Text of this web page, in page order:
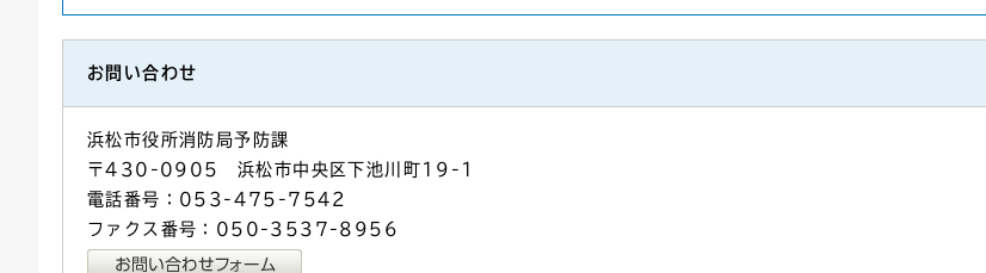
お問い合わせ
浜松市役所消防局予防課
〒430-0905 浜松市中央区下池川町19-1
電話番号：053-475-7542
ファクス番号：050-3537-8956